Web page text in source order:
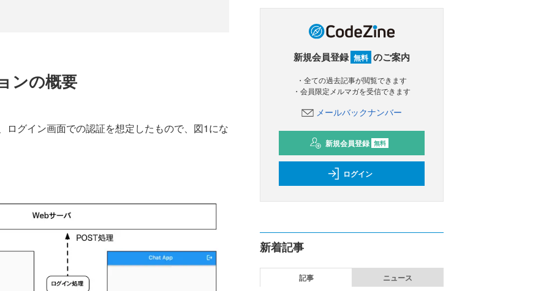
ンの概要
グイン画面での認証を想定したもので、図1にな
新規会員登録 無料 のご案内
・全ての過去記事が閲覧できます
・会員限定メルマガを受信できます
メールバックナンバー
新規会員登録 無料
ログイン
新着記事
記事 ニュース